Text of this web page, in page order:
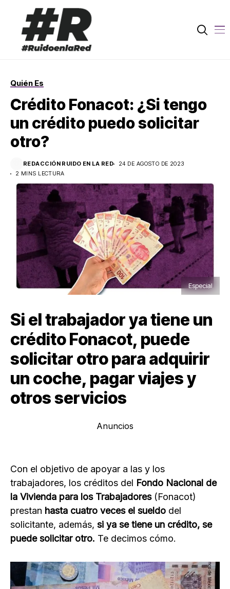
Quién Es
Crédito Fonacot: ¿Si tengo
un crédito puedo solicitar
otro?
REDACCIÓN RUIDO EN LA RED
24 DE AGOSTO DE 2023
2 MINS LECTURA
Especial
Si el trabajador ya tiene un
crédito Fonacot, puede
solicitar otro para adquirir
un coche, pagar viajes y
otros servicios
Anuncios
Con el objetivo de apoyar a las y los
trabajadores, los créditos del Fondo Nacional de
la Vivienda para los Trabajadores (Fonacot)
prestan hasta cuatro veces el sueldo del
solicitante, además, si ya se tiene un crédito, se
puede solicitar otro. Te decimos cómo.